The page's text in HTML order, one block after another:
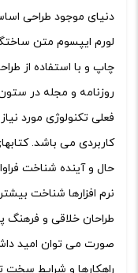
دنیای موجود طراحی
لورم ایپسوم متن
چاپ و با استفاده از
روزنامه و مجله در
فعلی تکنولوژی مورد
کاربردی می باشد.
حال و آینده شناخت
نرم افزارها شناخت
طراحان خلاقی و فرهنگ
صورت می توان امید
راهکارها و شرایط سخت